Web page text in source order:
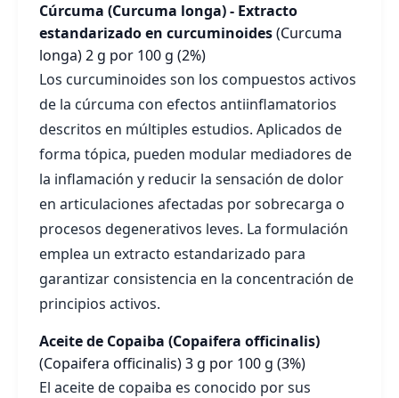
Cúrcuma (Curcuma longa) - Extracto
estandarizado en curcuminoides(Curcuma
longa)2 g por 100 g (2%)
Los curcuminoides son los compuestos activos
de la cúrcuma con efectos antiinflamatorios
descritos en múltiples estudios. Aplicados de
forma tópica, pueden modular mediadores de
la inflamación y reducir la sensación de dolor
en articulaciones afectadas por sobrecarga o
procesos degenerativos leves. La formulación
emplea un extracto estandarizado para
garantizar consistencia en la concentración de
principios activos.
Aceite de Copaiba (Copaifera officinalis)
(Copaifera officinalis)3 g por 100 g (3%)
El aceite de copaiba es conocido por sus